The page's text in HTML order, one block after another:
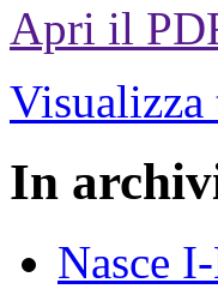
Apri il
Visualizza
In
Nasce